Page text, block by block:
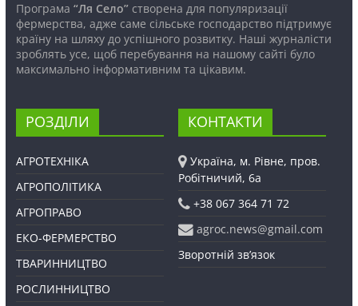
Програма “Ля Село”створена для популяризації
фермерства, адже саме сільське господарство підтримує
країну на шляху до успішного розвитку. Наші журналісти
зроблять усе, щоб перебування на нашому сайті було
максимально інформативним та цікавим.
РОЗДІЛИ
АГРОТЕХНІКА
АГРОПОЛІТИКА
АГРОПРАВО
ЕКО-ФЕРМЕРСТВО
ТВАРИННИЦТВО
РОСЛИННИЦТВО
КОНТАКТИ
Україна, м. Рівне, пров.
Робітничий, 6а
+38 067 364 71 72
agroc.news@gmail.com
Зворотній зв’язок